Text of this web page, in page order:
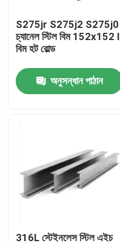
কারখানা ভ্রমণ
মান নিয়ন্ত্রণ
মামলা
রঙ প্রলিপ্ত ইস্পাত কুণ্ডলী
S275jr S275j2 S275j0
চ্যানেল স্টিল বিম 152x152 I
বিম হট রোল্ড
অনুসন্ধান পাঠান
316L স্টেইনলেস স্টিল এইচ